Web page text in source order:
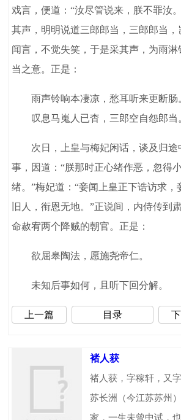
戏言，便道：“汝尽管说来，朕不罪汝
其声，明明说道三郎郎当，三郎郎当，
闻言，不觉失笑，于是采其声，为雨
当之意。正是：
雨声铃响本凄凉，愁耳听来更断肠
叹息马嵬人已杳，三郎空自怨郎当
次日，上皇与梅妃闲话，谈及归途
事，因道：“朕那时正心绪作恶，忽得
绪。”梅妃道：“妾闻上皇正下诰访求，
旧人，衔恩无地。”正说间，内侍传到
命赦宥两个降贼的朝官。正是：
欲屈皋陶法，愿施尧帝仁。
未知后事如何，且听下回分解。
上一篇 目录
褚人获
褚人获，字稼轩，又
苏长洲（今江苏苏州
家，一生未曾中试，